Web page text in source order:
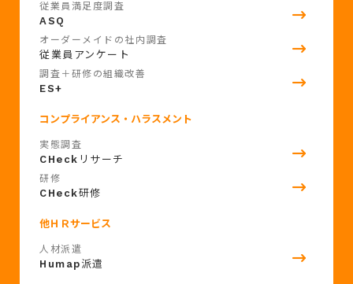
従業員満足度調査
ASQ
オーダーメイドの社内調査
従業員アンケート
調査＋研修の組織改善
ES+
コンプライアンス・ハラスメント
実態調査
CHeck リサーチ
研修
CHeck研修
他ＨＲサービス
人材派遣
Humap 派遣